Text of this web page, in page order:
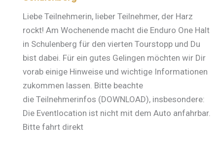
Liebe Teilnehmerin, lieber Teilnehmer, der Harz
rockt! Am Wochenende macht die Enduro One Halt
in Schulenberg für den vierten Tourstopp und Du
bist dabei. Für ein gutes Gelingen möchten wir Dir
vorab einige Hinweise und wichtige Informationen
zukommen lassen. Bitte beachte
die Teilnehmerinfos (DOWNLOAD), insbesondere:
Die Eventlocation ist nicht mit dem Auto anfahrbar.
Bitte fahrt direkt